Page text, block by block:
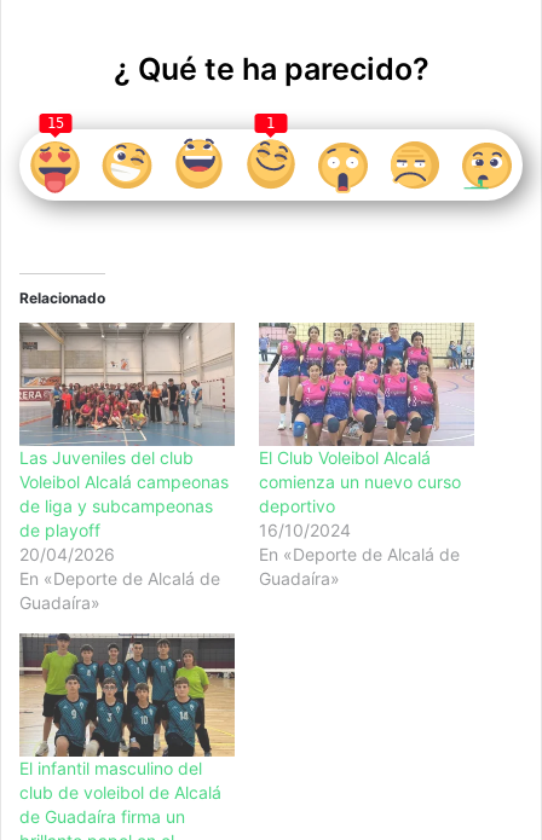
¿ Qué te ha parecido?
15 1
Relacionado
Las Juveniles del club
Voleibol Alcalá campeonas
de liga y subcampeonas
de playoff
20/04/2026
En «Deporte de Alcalá de
Guadaíra»
El Club Voleibol Alcalá
comienza un nuevo curso
deportivo
16/10/2024
En «Deporte de Alcalá de
Guadaíra»
El infantil masculino del
club de voleibol de Alcalá
de Guadaíra firma un